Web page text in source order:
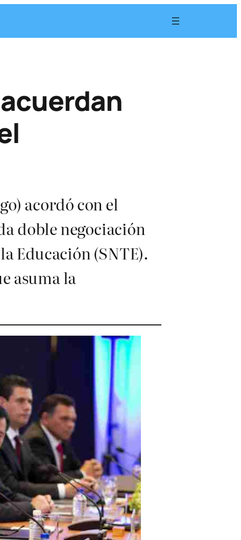
acordó con el
doble negociación
Educación (SNTE).
asuma la